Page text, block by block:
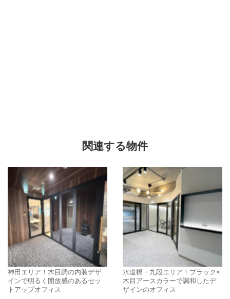
関連する物件
神田エリア！木目調の内装デザ
インで明るく開放感のあるセッ
トアップオフィス
水道橋・九段エリア！ブラック×
木目アースカラーで調和したデ
ザインのオフィス